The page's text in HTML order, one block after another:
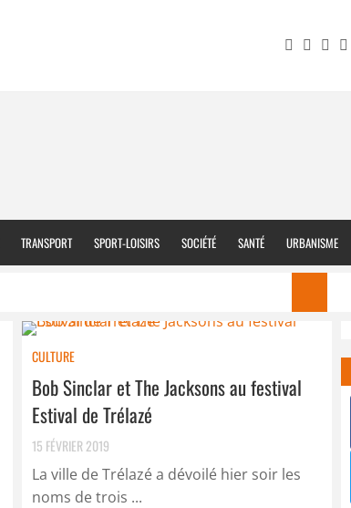
TRANSPORT SPORT-LOISIRS SOCIÉTÉ SANTÉ URBANISME
CULTURE
Bob Sinclar et The Jacksons au festival
Estival de Trélazé
15 FÉVRIER 2019
La ville de Trélazé a dévoilé hier soir les
noms de trois ...